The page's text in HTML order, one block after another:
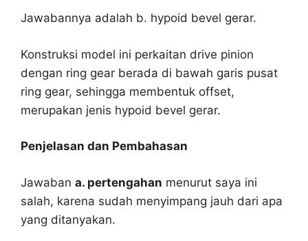
Jawabannya adalah b. hypoid bevel gerar.
Konstruksi model ini perkaitan drive pinion
dengan ring gear berada di bawah garis pusat
ring gear, sehingga membentuk offset,
merupakan jenis hypoid bevel gerar.
Penjelasan dan Pembahasan
Jawaban a. pertengahan menurut saya ini
salah, karena sudah menyimpang jauh dari apa
yang ditanyakan.